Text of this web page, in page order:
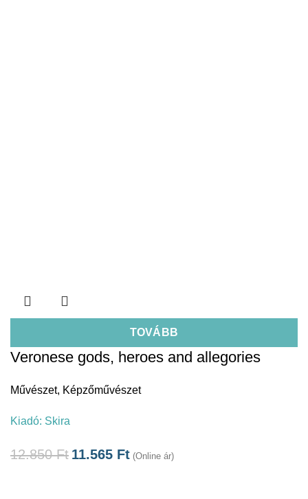
TOVÁBB
Veronese gods, heroes and allegories
Művészet, Képzőművészet
Kiadó: Skira
12.850Ft 11.565 Ft (Online ár)